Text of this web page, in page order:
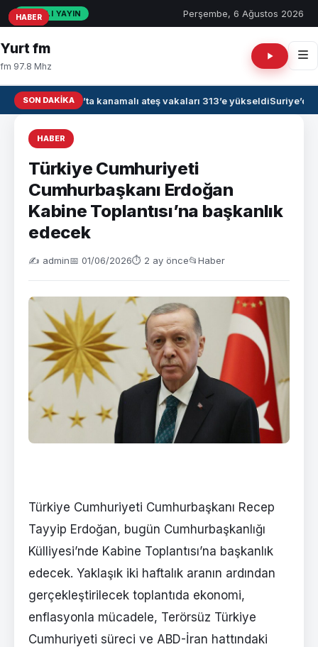
CANLI YAYIN Perşembe, 6 Ağustos 2026
Yurt fm
fm 97.8 Mhz
SON DAKIKAIrak’ta kanamalı ateş vakaları 313’e yükseldiSuriye’de
HABER
Türkiye Cumhuriyeti
Cumhurbaşkanı Erdoğan
Kabine Toplantısı’na başkanlık
edecek
✍️ admin📅 01/06/2026⏱ 2 ay önce📂Haber
Türkiye Cumhuriyeti Cumhurbaşkanı Recep
Tayyip Erdoğan, bugün Cumhurbaşkanlığı
Külliyesi’nde Kabine Toplantısı’na başkanlık
edecek. Yaklaşık iki haftalık aranın ardından
gerçekleştirilecek toplantıda ekonomi,
enflasyonla mücadele, Terörsüz Türkiye
Cumhuriyeti süreci ve ABD-İran hattındaki
HABER
HABER
HABER